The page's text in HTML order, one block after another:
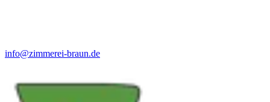
info@zimmerei-braun.de